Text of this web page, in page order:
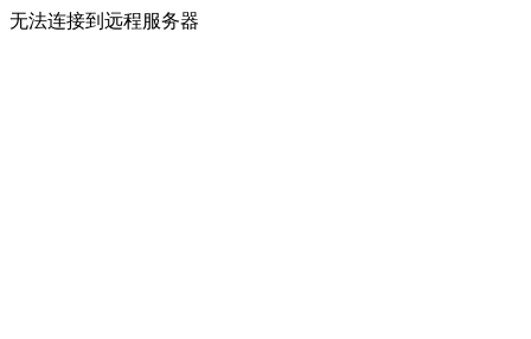
无法连接到远程服务器